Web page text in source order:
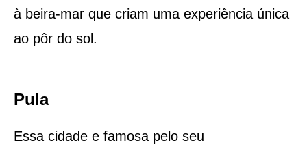
à beira-mar que criam uma experiência única
ao pôr do sol.
Pula
Essa cidade e famosa pelo seu